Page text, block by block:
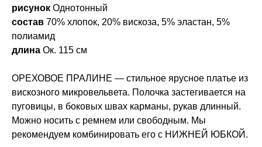
рисунок Однотонный
состав 70% хлопок, 20% вискоза, 5% эластан, 5%
полиамид
длина Ок. 115 см
ОРЕХОВОЕ ПРАЛИНЕ — стильное ярусное платье из
вискозного микровельвета. Полочка застегивается на
пуговицы, в боковых швах карманы, рукав длинный.
Можно носить с ремнем или свободным. Мы
рекомендуем комбинировать его с НИЖНЕЙ ЮБКОЙ.